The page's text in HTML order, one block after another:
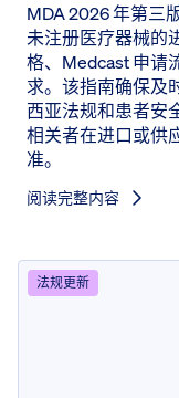
MDA 2026 年第三
未注册医疗器械的
格、Medcast 申请
求。该指南确保及
西亚法规和患者安
相关者在进口或供
准。
阅读完整内容
法规更新